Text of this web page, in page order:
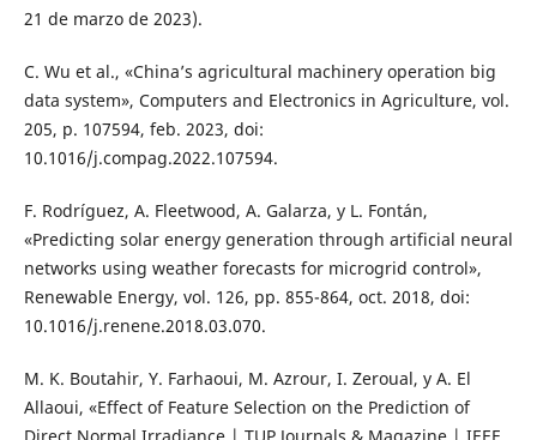
21 de marzo de 2023).
C. Wu et al., «China’s agricultural machinery operation big
data system», Computers and Electronics in Agriculture, vol.
205, p. 107594, feb. 2023, doi:
10.1016/j.compag.2022.107594.
F. Rodríguez, A. Fleetwood, A. Galarza, y L. Fontán,
«Predicting solar energy generation through artificial neural
networks using weather forecasts for microgrid control»,
Renewable Energy, vol. 126, pp. 855-864, oct. 2018, doi:
10.1016/j.renene.2018.03.070.
M. K. Boutahir, Y. Farhaoui, M. Azrour, I. Zeroual, y A. El
Allaoui, «Effect of Feature Selection on the Prediction of